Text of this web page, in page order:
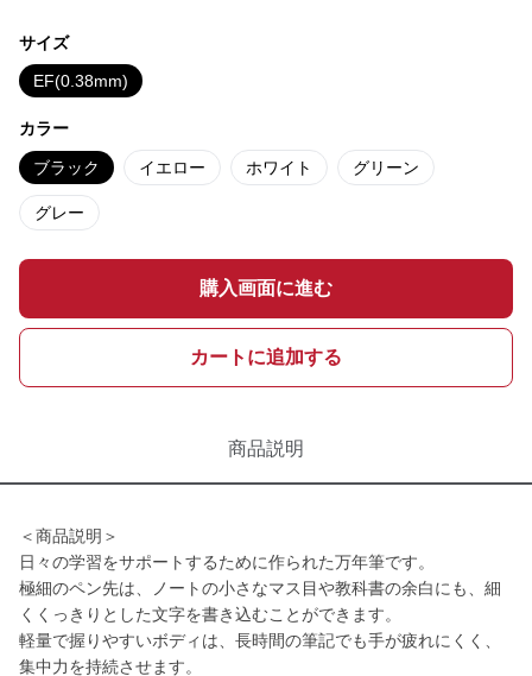
サイズ
EF(0.38mm)
カラー
ブラック イエロー ホワイト グリーン
グレー
購入画面に進む
カートに追加する
商品説明
＜商品説明＞
日々の学習をサポートするために作られた万年筆です。
極細のペン先は、ノートの小さなマス目や教科書の余白にも、細
くくっきりとした文字を書き込むことができます。
軽量で握りやすいボディは、長時間の筆記でも手が疲れにくく、
集中力を持続させます。